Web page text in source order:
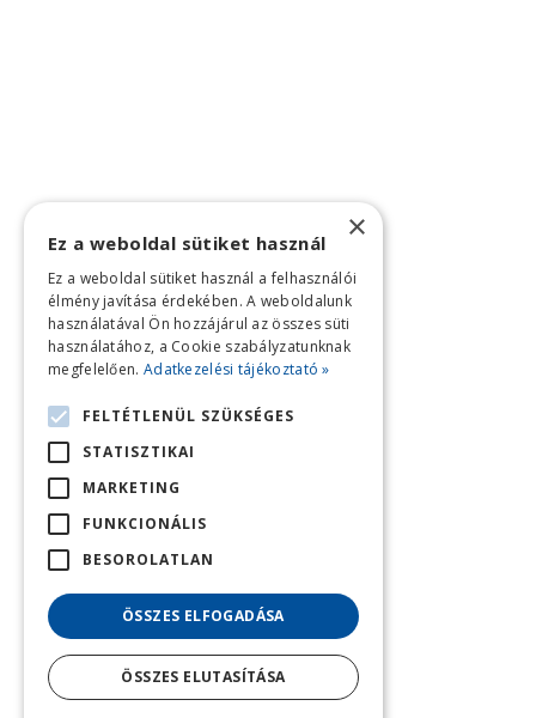
×
Ez a weboldal sütiket használ
Ez a weboldal sütiket használ a felhasználói
élmény javítása érdekében. A weboldalunk
használatával Ön hozzájárul az összes süti
használatához, a Cookie szabályzatunknak
megfelelően. Adatkezelési tájékoztató »
FELTÉTLENÜL SZÜKSÉGES
STATISZTIKAI
MARKETING
FUNKCIONÁLIS
BESOROLATLAN
ÖSSZES ELFOGADÁSA
ÖSSZES ELUTASÍTÁSA